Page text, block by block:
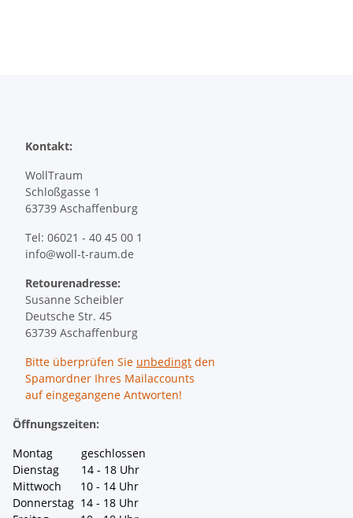
Kontakt:
WollTraum
Schloßgasse 1
63739 Aschaffenburg
Tel: 06021 - 40 45 00 1
info@woll-t-raum.de
Retourenadresse:
Susanne Scheibler
Deutsche Str. 45
63739 Aschaffenburg
Bitte überprüfen Sie unbedingt den
Spamordner Ihres Mailaccounts
auf eingegangene Antworten!
Öffnungszeiten:
Montag geschlossen
Dienstag 14 - 18 Uhr
Mittwoch 10 - 14 Uhr
Donnerstag 14 - 18 Uhr